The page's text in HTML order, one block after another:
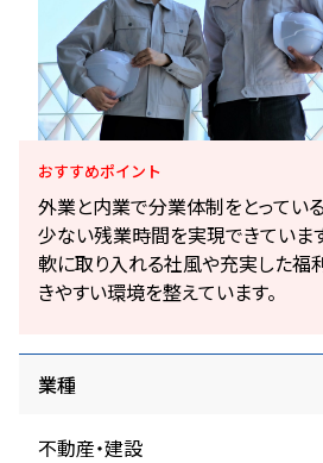
おすすめポイント
外業と内業で分業体制をとってい
少ない残業時間を実現できていま
軟に取り入れる社風や充実した福
きやすい環境を整えています。
業種
不動産・建設